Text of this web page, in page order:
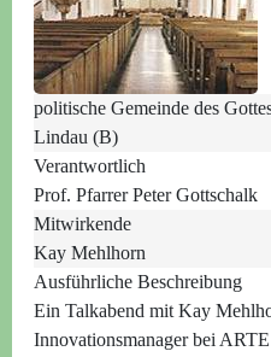
politische Gemeinde des
Lindau (B)
Verantwortlich
Prof. Pfarrer Peter Gottschalk
Mitwirkende
Kay Mehlhorn
Ausführliche Beschreibung
Ein Talkabend mit Kay
Innovationsmanager bei